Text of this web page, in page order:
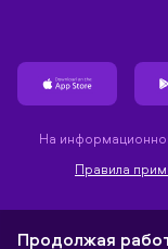
На
Правила
Продолжая